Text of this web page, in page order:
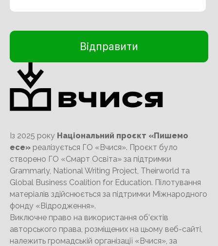
Із 2025 року Національний проєкт «Пишемо
есе» реалізується ГО «Вчися». Проєкт було
створено ГО «Смарт Освіта» за підтримки
Grammarly, National Writing Project, Theirworld та
Global Business Coalition for Education. Пілотування
матеріалів здійснюється за підтримки Міжнародного
фонду «Відродження».
Виключне право на використання об’єктів
авторського права, розміщених на цьому веб-сайті,
належить громадській організації «Вчися», за